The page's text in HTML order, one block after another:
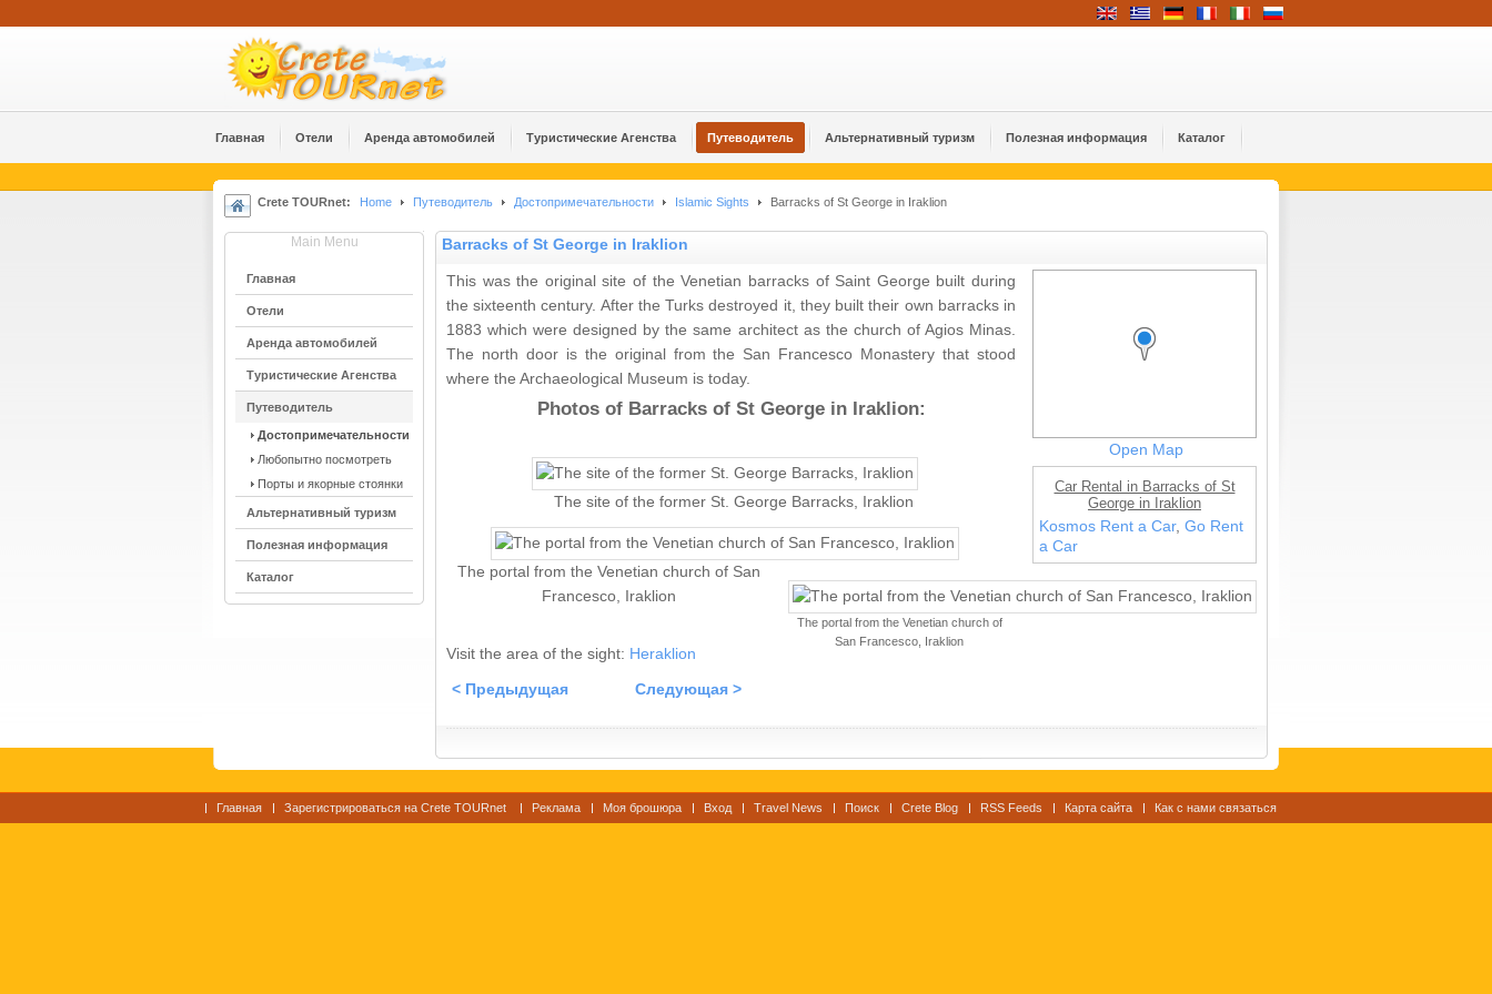
Главная Отели Аренда автомобилей Туристические Агенства Путеводитель Альтернативный туризм Полезная информация Каталог
Crete TOURnet: Home Путеводитель Достопримечательности Islamic Sights Barracks of St George in Iraklion
Main Menu
Главная
Отели
Аренда автомобилей
Туристические Агенства
Путеводитель
Достопримечательности
Любопытно посмотреть
Порты и якорные стоянки
Альтернативный туризм
Полезная информация
Каталог
Barracks of St George in Iraklion
Open Map
Car Rental in Barracks of St
George in Iraklion
Kosmos Rent a Car, Go Rent
a Car
The portal from the Venetian church of
San Francesco, Iraklion
This was the original site of the Venetian barracks of Saint George built during
the sixteenth century. After the Turks destroyed it, they built their own barracks in
1883 which were designed by the same architect as the church of Agios Minas.
The north door is the original from the San Francesco Monastery that stood
where the Archaeological Museum is today.
Photos of Barracks of St George in Iraklion:
The site of the former St. George Barracks, Iraklion
The portal from the Venetian church of San
Francesco, Iraklion
Visit the area of the sight: Heraklion
< Предыдущая Следующая >
Главная Зарегистрироваться на Crete TOURnet Реклама Моя брошюра Вход Travel News Поиск Crete Blog RSS Feeds Карта сайта Как с нами связаться